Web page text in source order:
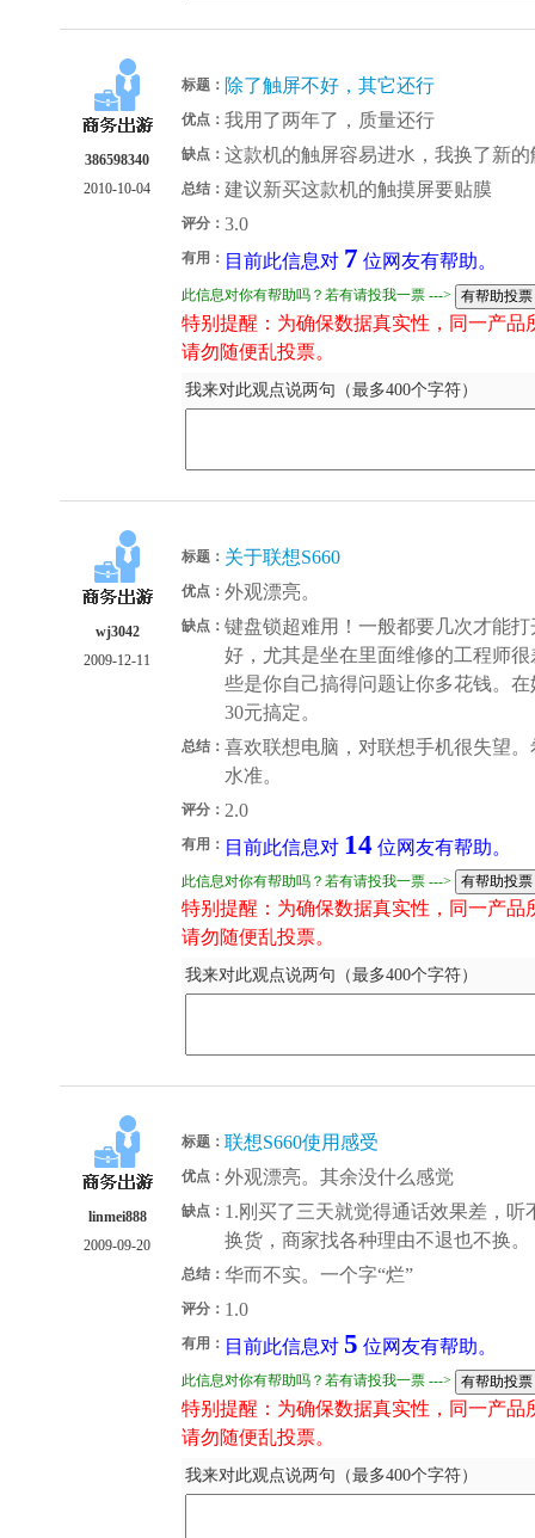
386598340
2010-10-04
标题： 除了触屏不好，其它还行
优点： 我用了两年了，质量还行
缺点： 这款机的触屏容易进水，我换了新
总结： 建议新买这款机的触摸屏要贴膜
评分： 3.0
有用： 目前此信息对 7 位网友有帮助。
此信息对你有帮助吗？若有请投我一票 --->
特别提醒：为确保数据真实性，同一产
请勿随便乱投票。
我来对此观点说两句（最多400个字符）
wj3042
2009-12-11
标题： 关于联想S660
优点： 外观漂亮。
缺点： 键盘锁超难用！一般都要几次才能
好，尤其是坐在里面维修的工程师
些是你自己搞得问题让你多花钱。
30元搞定。
总结： 喜欢联想电脑，对联想手机很失望
水准。
评分： 2.0
有用： 目前此信息对 14 位网友有帮助。
此信息对你有帮助吗？若有请投我一票 --->
特别提醒：为确保数据真实性，同一产
请勿随便乱投票。
我来对此观点说两句（最多400个字符）
linmei888
2009-09-20
标题： 联想S660使用感受
优点： 外观漂亮。其余没什么感觉
缺点： 1.刚买了三天就觉得通话效果差，
换货，商家找各种理由不退也不换
总结： 华而不实。一个字“烂”
评分： 1.0
有用： 目前此信息对 5 位网友有帮助。
此信息对你有帮助吗？若有请投我一票 --->
特别提醒：为确保数据真实性，同一产
请勿随便乱投票。
我来对此观点说两句（最多400个字符）